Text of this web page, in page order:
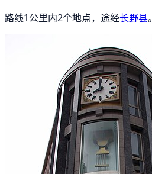
路线1公里内2个地点，途经长野县。